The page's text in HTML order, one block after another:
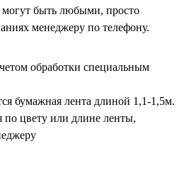
быть любыми, просто
менеджеру по телефону.
обработки специальным
бумажная лента длиной 1,1-1,5м.
по цвету или длине ленты,